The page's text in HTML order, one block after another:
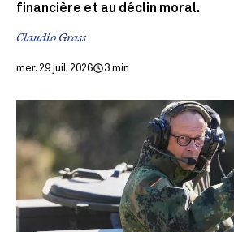
financière et au déclin moral.
Claudio Grass
mer. 29 juil. 2026 3 min